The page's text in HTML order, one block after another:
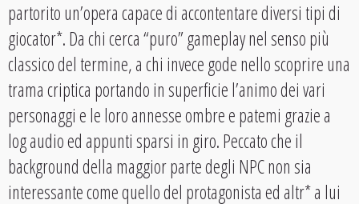
partorito un’opera capace di accontentare diversi tipi di
giocator*. Da chi cerca “puro” gameplay nel senso più
classico del termine, a chi invece gode nello scoprire una
trama criptica portando in superficie l’animo dei vari
personaggi e le loro annesse ombre e patemi grazie a
log audio ed appunti sparsi in giro. Peccato che il
background della maggior parte degli NPC non sia
interessante come quello del protagonista ed altr* a lui